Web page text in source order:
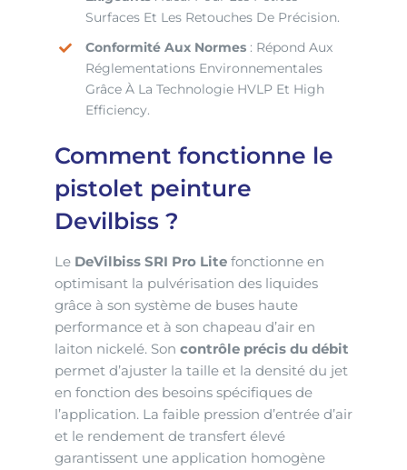
Surfaces Et Les Retouches De Précision.
Conformité Aux Normes: Répond Aux
Réglementations Environnementales
Grâce À La Technologie HVLP Et High
Efficiency.
Comment fonctionne le
pistolet peinture
Devilbiss ?
Le DeVilbiss SRI Pro Litefonctionne en
optimisant la pulvérisation des liquides
grâce à son système de buses haute
performance et à son chapeau d’air en
laiton nickelé. Son contrôle précis du débit
permet d’ajuster la taille et la densité du jet
en fonction des besoins spécifiques de
l’application. La faible pression d’entrée d’air
et le rendement de transfert élevé
garantissent une application homogène